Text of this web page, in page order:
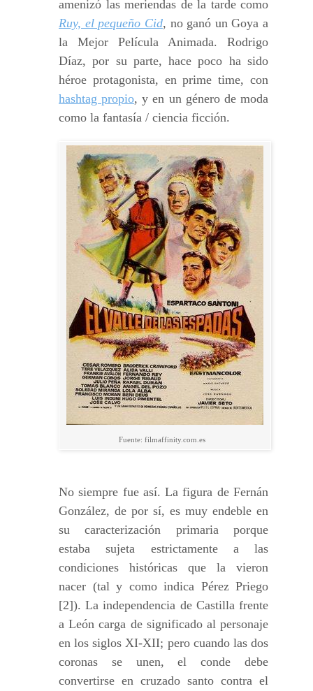
amenizó las meriendas de la tarde como
Ruy, el pequeño Cid, no ganó un Goya a
la Mejor Película Animada. Rodrigo
Díaz, por su parte, hace poco ha sido
héroe protagonista, en prime time, con
hashtag propio, y en un género de moda
como la fantasía / ciencia ficción.
Fuente: filmaffinity.com.es
No siempre fue así. La figura de Fernán
González, de por sí, es muy endeble en
su caracterización primaria porque
estaba sujeta estrictamente a las
condiciones históricas que la vieron
nacer (tal y como indica Pérez Priego
[2]). La independencia de Castilla frente
a León carga de significado al personaje
en los siglos XI-XII; pero cuando las dos
coronas se unen, el conde debe
convertirse en cruzado santo contra el